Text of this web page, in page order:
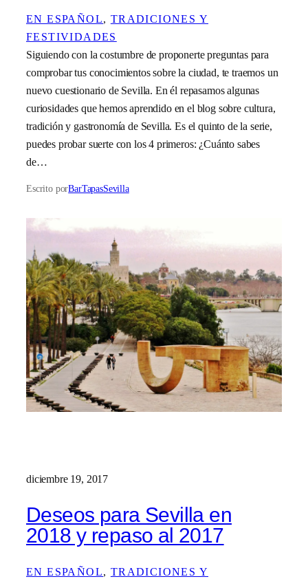
EN ESPAÑOL, TRADICIONES Y
FESTIVIDADES
Siguiendo con la costumbre de proponerte preguntas para
comprobar tus conocimientos sobre la ciudad, te traemos un
nuevo cuestionario de Sevilla. En él repasamos algunas
curiosidades que hemos aprendido en el blog sobre cultura,
tradición y gastronomía de Sevilla. Es el quinto de la serie,
puedes probar suerte con los 4 primeros: ¿Cuánto sabes
de…
Escrito porBarTapasSevilla
diciembre 19, 2017
Deseos para Sevilla en
2018 y repaso al 2017
EN ESPAÑOL, TRADICIONES Y